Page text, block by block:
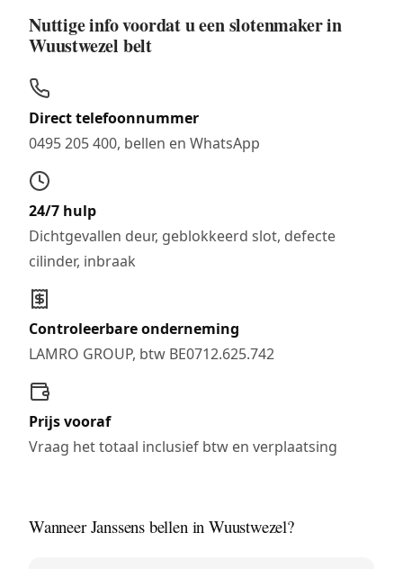
Nuttige info voordat u een slotenmaker in
Wuustwezel belt
Direct telefoonnummer
0495 205 400, bellen en WhatsApp
24/7 hulp
Dichtgevallen deur, geblokkeerd slot, defecte
cilinder, inbraak
Controleerbare onderneming
LAMRO GROUP, btw BE0712.625.742
Prijs vooraf
Vraag het totaal inclusief btw en verplaatsing
Wanneer Janssens bellen in Wuustwezel?